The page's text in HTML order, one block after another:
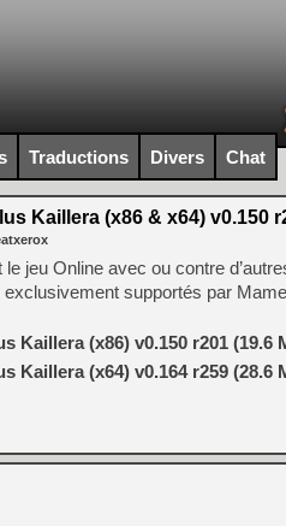
Traductions Divers Chat
Kaillera (x86 & x64) v0.150
jeu Online avec ou contre
supportés par
Kaillera (x86) v0.150 r201 (19.6
Kaillera (x64) v0.164 r259 (28.6